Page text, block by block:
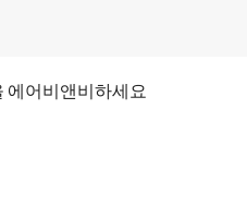
에어비앤비하세요